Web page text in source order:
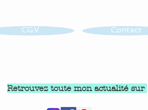
CGV Contact
Retrouvez toute mon actualité sur